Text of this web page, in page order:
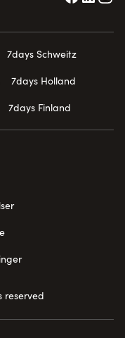
7days Schweitz
7days Holland
7days Finland
reserved